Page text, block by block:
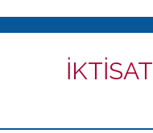
İKTİSAT